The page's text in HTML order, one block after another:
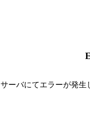
サーバにてエラーが発生